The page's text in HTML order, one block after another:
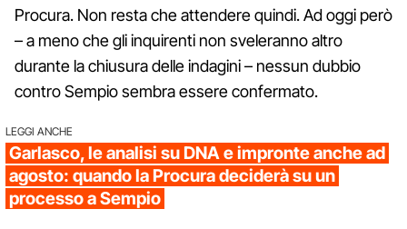
Procura. Non resta che attendere quindi. Ad oggi però
– a meno che gli inquirenti non sveleranno altro
durante la chiusura delle indagini – nessun dubbio
contro Sempio sembra essere confermato.
LEGGI ANCHE
Garlasco, le analisi su DNA e impronte anche ad
agosto: quando la Procura deciderà su un
processo a Sempio